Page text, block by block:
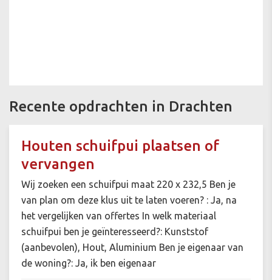
Recente opdrachten in Drachten
Houten schuifpui plaatsen of
vervangen
Wij zoeken een schuifpui maat 220 x 232,5 Ben je
van plan om deze klus uit te laten voeren? : Ja, na
het vergelijken van offertes In welk materiaal
schuifpui ben je geïnteresseerd?: Kunststof
(aanbevolen), Hout, Aluminium Ben je eigenaar van
de woning?: Ja, ik ben eigenaar